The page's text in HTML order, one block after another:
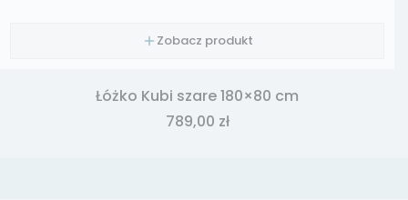
Zobacz produkt
Łóżko Kubi szare 180×80 cm
Cena
789,00 zł